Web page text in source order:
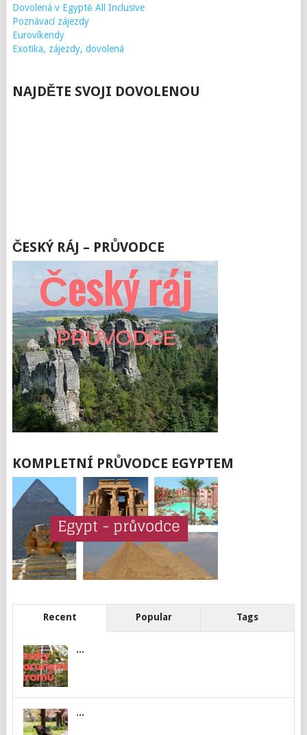
Dovolená v Egyptě All Inclusive
Poznávací zájezdy
Eurovíkendy
Exotika, zájezdy, dovolená
NAJDĚTE SVOJI DOVOLENOU
ČESKÝ RÁJ – PRŮVODCE
KOMPLETNÍ PRŮVODCE EGYPTEM
Recent Popular Tags
...
...